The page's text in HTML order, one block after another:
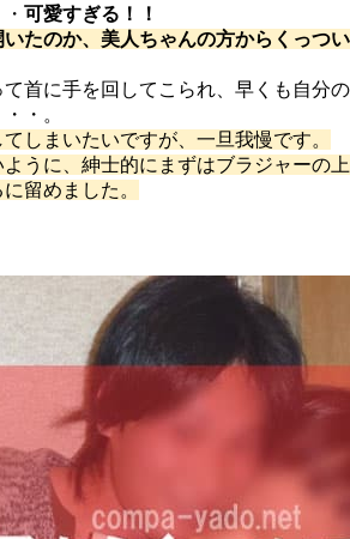
可愛すぎる！！
たのか、美人ちゃんの方からくっつい
首に手を回してこられ、早くも自分の
・。
しまいたいですが、一旦我慢です。
うに、紳士的にまずはブラジャーの上
留めました。